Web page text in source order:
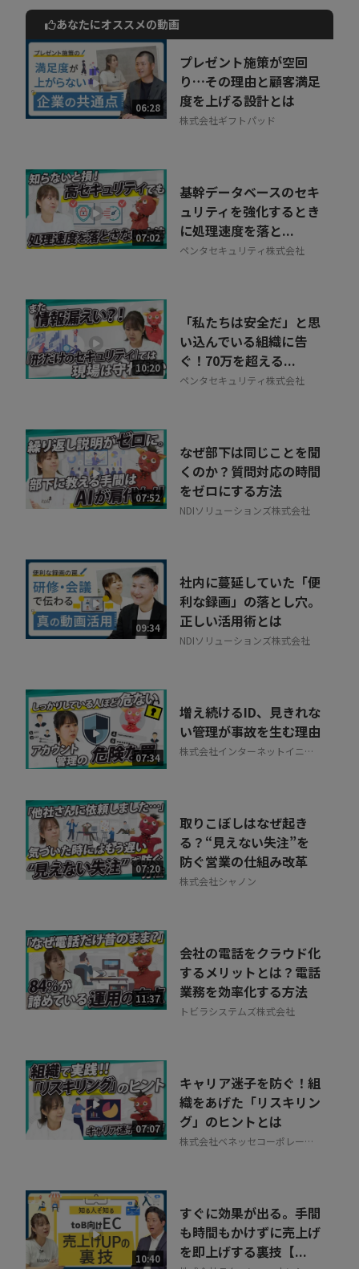
動画でご紹介しているサービスについて
お気軽にご相談・ご質問いただけます！
30秒でお申し込み可能
相談を希望する 無料
あなたにオススメの動画
06:28
プレゼント施策が空回
り…その理由と顧客満足
度を上げる設計とは
株式会社ギフトパッド
07:02
基幹データベースのセキ
ュリティを強化するとき
に処理速度を落と...
ペンタセキュリティ株式会社
10:20
「私たちは安全だ」と思
い込んでいる組織に告
ぐ！70万を超える...
ペンタセキュリティ株式会社
07:52
なぜ部下は同じことを聞
くのか？質問対応の時間
をゼロにする方法
NDIソリューションズ株式会社
09:34
社内に蔓延していた「便
利な録画」の落とし穴。
正しい活用術とは
NDIソリューションズ株式会社
07:34
増え続けるID、見きれな
い管理が事故を生む理由
株式会社インターネットイニシ
07:20
取りこぼしはなぜ起き
る？“見えない失注”を
防ぐ営業の仕組み改革
株式会社シャノン
11:37
会社の電話をクラウド化
するメリットとは？電話
業務を効率化する方法
トビラシステムズ株式会社
07:07
キャリア迷子を防ぐ！組
織をあげた「リスキリン
グ」のヒントとは
株式会社ベネッセコーポレーシ
10:40
すぐに効果が出る。手間
も時間もかけずに売上げ
を即上げする裏技【...